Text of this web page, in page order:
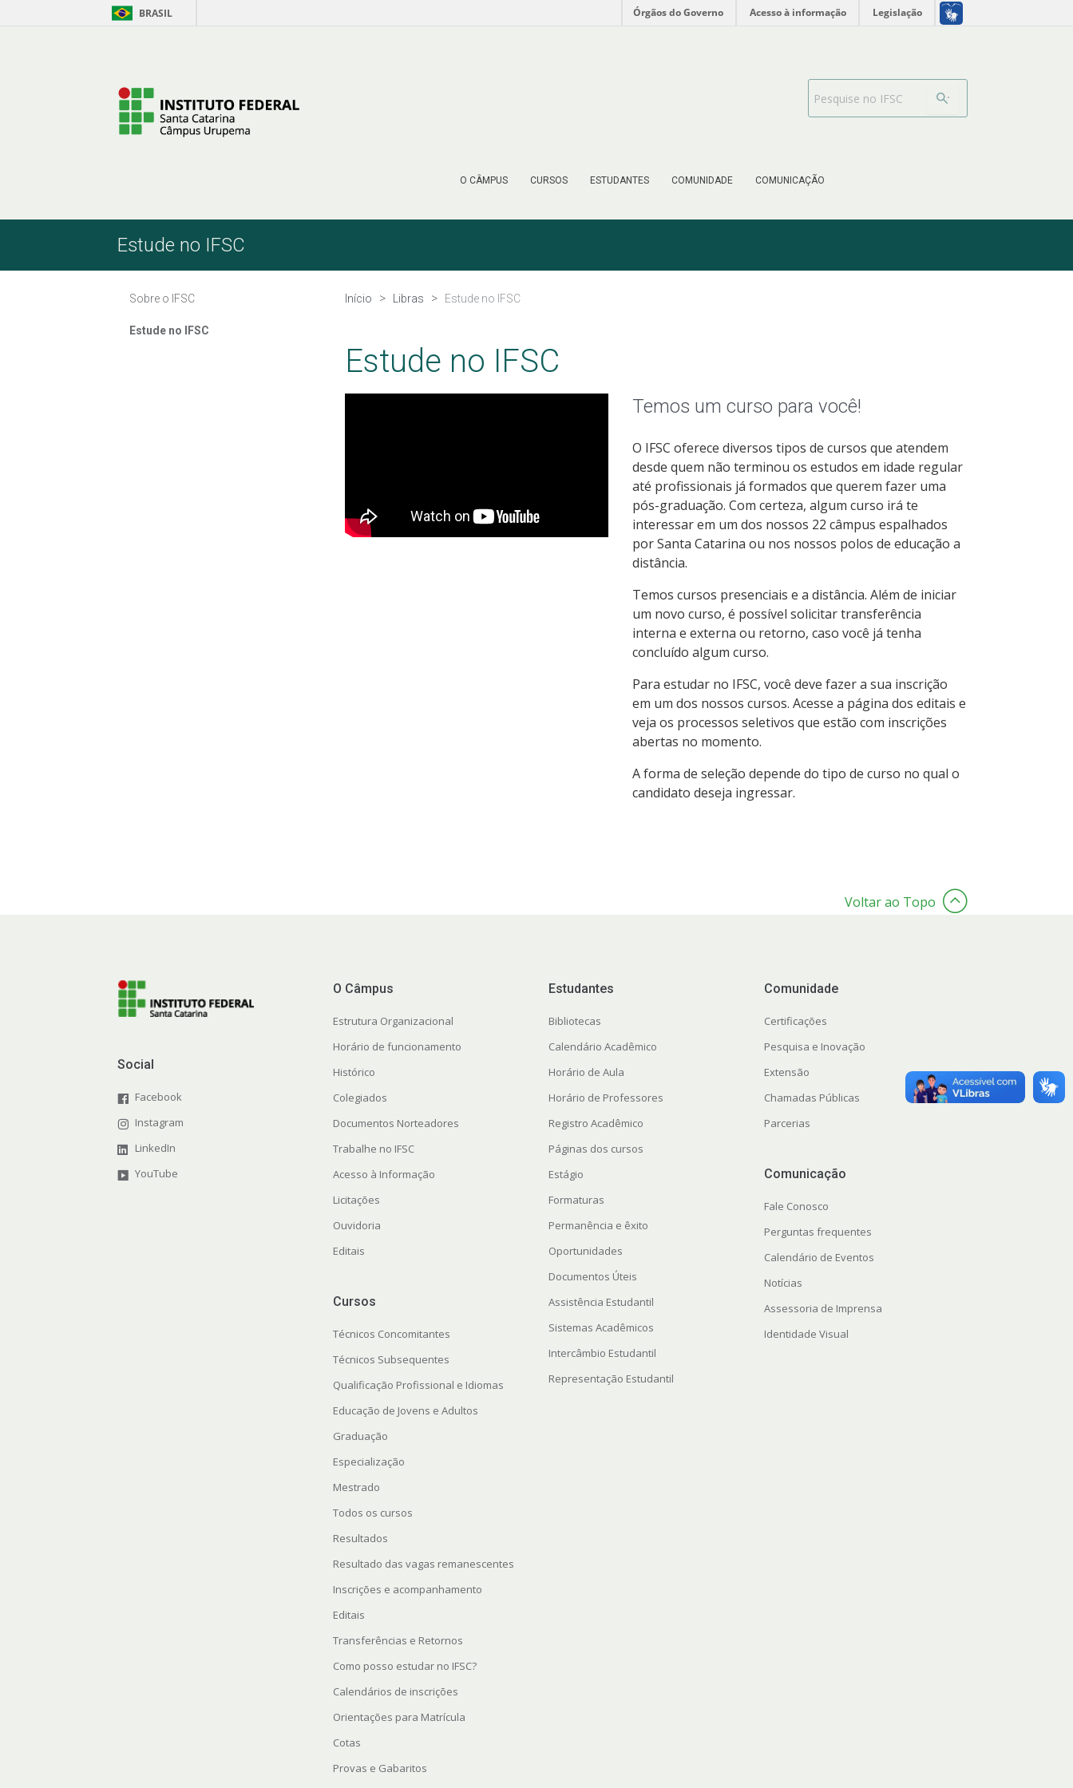
Pular para o Conteúdo BRASIL Órgãos do Governo Acesso à informação Legislação
O CÂMPUS CURSOS ESTUDANTES COMUNIDADE COMUNICAÇÃO
Barra de busca
Estude no IFSC
Sobre o IFSC
Estude no IFSC
Início Libras Estude no IFSC
Estude no IFSC
Temos um curso para você!
O IFSC oferece diversos tipos de cursos que atendem
desde quem não terminou os estudos em idade regular
até profissionais já formados que querem fazer uma
pós-graduação. Com certeza, algum curso irá te
interessar em um dos nossos 22 câmpus espalhados
por Santa Catarina ou nos nossos polos de educação a
distância.
Temos cursos presenciais e a distância. Além de iniciar
um novo curso, é possível solicitar transferência
interna e externa ou retorno, caso você já tenha
concluído algum curso.
Para estudar no IFSC, você deve fazer a sua inscrição
em um dos nossos cursos. Acesse a página dos editais e
veja os processos seletivos que estão com inscrições
abertas no momento.
A forma de seleção depende do tipo de curso no qual o
candidato deseja ingressar.
Voltar ao Topo
Social
Facebook
Instagram
LinkedIn
YouTube
O Câmpus
Estrutura Organizacional
Horário de funcionamento
Histórico
Colegiados
Documentos Norteadores
Trabalhe no IFSC
Acesso à Informação
Licitações
Ouvidoria
Editais
Cursos
Técnicos Concomitantes
Técnicos Subsequentes
Qualificação Profissional e Idiomas
Educação de Jovens e Adultos
Graduação
Especialização
Mestrado
Todos os cursos
Resultados
Resultado das vagas remanescentes
Inscrições e acompanhamento
Editais
Transferências e Retornos
Como posso estudar no IFSC?
Calendários de inscrições
Orientações para Matrícula
Cotas
Provas e Gabaritos
Estudantes
Bibliotecas
Calendário Acadêmico
Horário de Aula
Horário de Professores
Registro Acadêmico
Páginas dos cursos
Estágio
Formaturas
Permanência e êxito
Oportunidades
Documentos Úteis
Assistência Estudantil
Sistemas Acadêmicos
Intercâmbio Estudantil
Representação Estudantil
Comunidade
Certificações
Pesquisa e Inovação
Extensão
Chamadas Públicas
Parcerias
Comunicação
Fale Conosco
Perguntas frequentes
Calendário de Eventos
Notícias
Assessoria de Imprensa
Identidade Visual